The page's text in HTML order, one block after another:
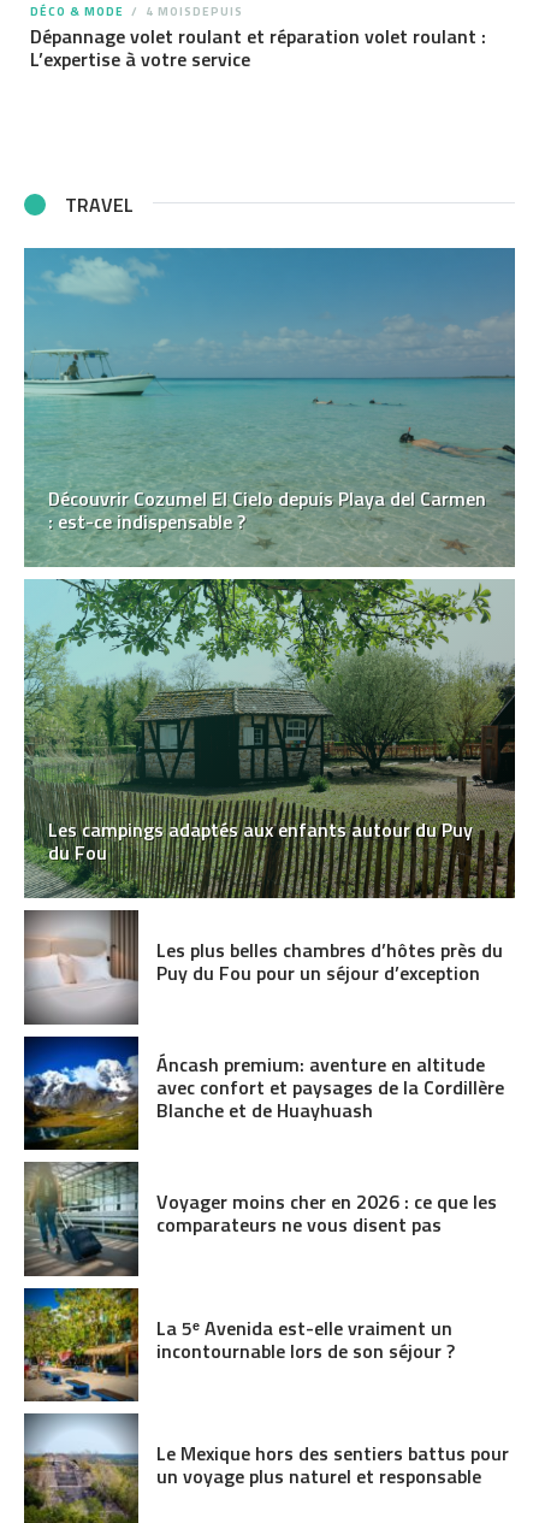
DÉCO & MODE 4 MOISDEPUIS
Dépannage volet roulant et réparation volet roulant :
L’expertise à votre service
TRAVEL
Découvrir Cozumel El Cielo depuis Playa del Carmen
: est-ce indispensable ?
Les campings adaptés aux enfants autour du Puy
du Fou
Les plus belles chambres d’hôtes près du
Puy du Fou pour un séjour d’exception
Áncash premium: aventure en altitude
avec confort et paysages de la Cordillère
Blanche et de Huayhuash
Voyager moins cher en 2026 : ce que les
comparateurs ne vous disent pas
La 5ᵉ Avenida est-elle vraiment un
incontournable lors de son séjour ?
Le Mexique hors des sentiers battus pour
un voyage plus naturel et responsable